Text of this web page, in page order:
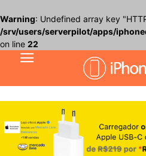
Warning: Undefined array key
/srv/users/serverpilot/apps/
on line 22